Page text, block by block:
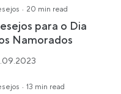
· 20 min read
para o Dia
Namorados
· 13 min read